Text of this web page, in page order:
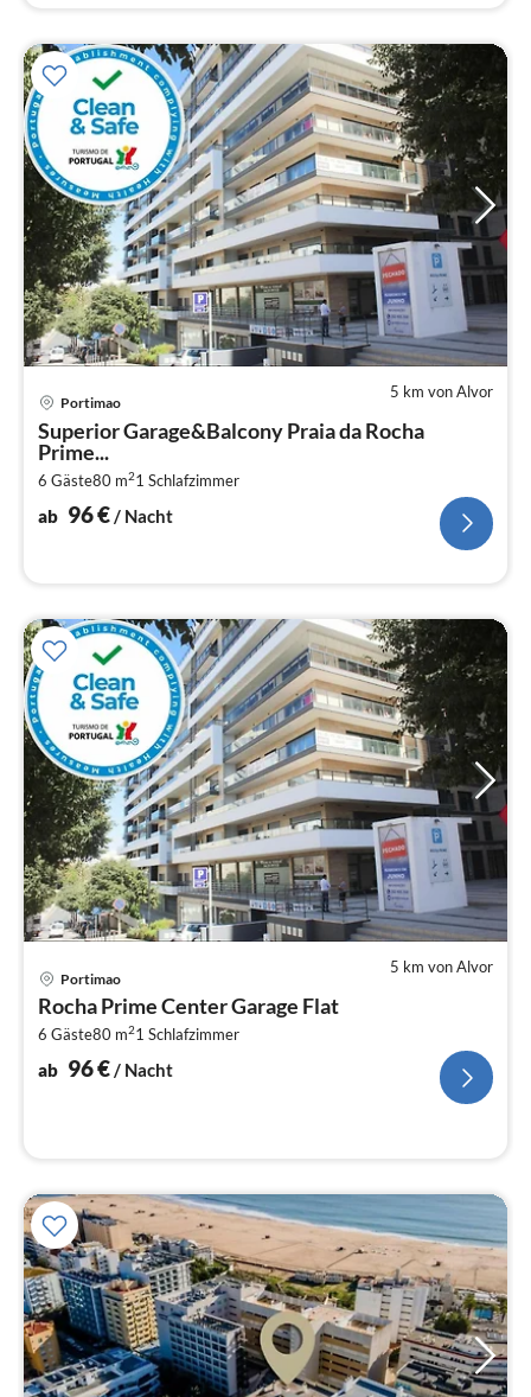
5 km von Alvor
Portimao
Superior Garage&Balcony Praia da Rocha
Prime...
6 Gäste80 m21 Schlafzimmer
ab 96€/ Nacht
5 km von Alvor
Portimao
Rocha Prime Center Garage Flat
6 Gäste80 m21 Schlafzimmer
ab 96€/ Nacht